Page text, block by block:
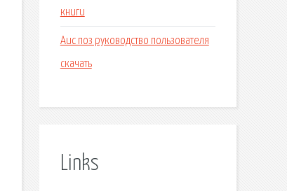
книги
Аис поз руководство пользователя
скачать
Links